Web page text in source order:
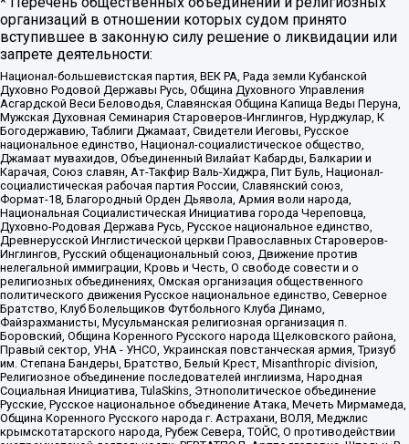
организаций в отношении которых судом принято
вступившее в законную силу решение о ликвидации или
запрете деятельности:
Национал-большевистская партия, ВЕК РА, Рада земли Кубанской
Духовно Родовой Державы Русь, Община Духовного Управления
Асгардской Веси Беловодья, Славянская Община Капища Веды Перуна,
Мужская Духовная Семинария Староверов-Инглингов, Нурджулар, К
Богодержавию, Таблиги Джамаат, Свидетели Иеговы, Русское
национальное единство, Национал-социалистическое общество,
Джамаат мувахидов, Объединенный Вилайат Кабарды, Балкарии и
Карачая, Союз славян, Ат-Такфир Валь-Хиджра, Пит Буль, Национал-
социалистическая рабочая партия России, Славянский союз,
Формат-18, Благородный Орден Дьявола, Армия воли народа,
Национальная Социалистическая Инициатива города Череповца,
Духовно-Родовая Держава Русь, Русское национальное единство,
Древнерусской Инглистической церкви Православных Староверов-
Инглингов, Русский общенациональный союз, Движение против
нелегальной иммиграции, Кровь и Честь, О свободе совести и о
религиозных объединениях, Омская организация общественного
политического движения Русское национальное единство, Северное
Братство, Клуб Болельщиков Футбольного Клуба Динамо,
Файзрахманисты, Мусульманская религиозная организация п.
Боровский, Община Коренного Русского народа Щелковского района,
Правый сектор, УНА - УНСО, Украинская повстанческая армия, Тризуб
им. Степана Бандеры, Братство, Белый Крест, Misanthropic division,
Религиозное объединение последователей инглиизма, Народная
Социальная Инициатива, TulaSkins, Этнополитическое объединение
Русские, Русское национальное объединение Атака, Мечеть Мирмамеда,
Община Коренного Русского народа г. Астрахани, ВОЛЯ, Меджлис
крымскотатарского народа, Рубеж Севера, ТОЙС, О противодействии